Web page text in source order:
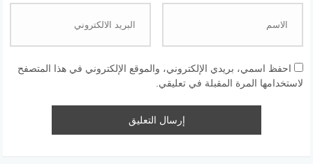
احفظ اسمي، بريدي الإلكتروني، والموقع الإلكتروني في هذا المتصفح
لاستخدامها المرة المقبلة في تعليقي.